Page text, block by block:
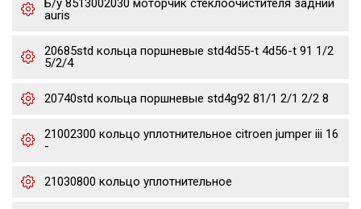
Б/у 8513002030 моторчик стеклоочистителя задний
auris
20685std кольца поршневые std4d55-t 4d56-t 91 1/2
5/2/4
20740std кольца поршневые std4g92 81/1 2/1 2/2 8
21002300 кольцо уплотнительное citroen jumper iii 16
-
21030800 кольцо уплотнительное